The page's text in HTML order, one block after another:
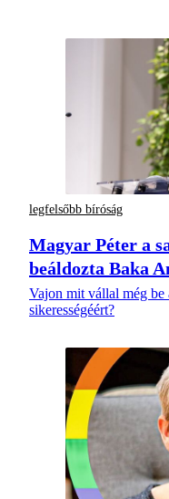
legfelsőbb bíróság
Magyar Péter a
beáldozta Baka
Vajon mit vállal még be
sikerességéért?